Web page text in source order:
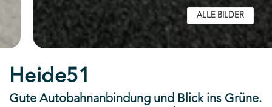
ALLE BILDER
Heide51
Gute Autobahnanbindung und Blick ins Grüne.